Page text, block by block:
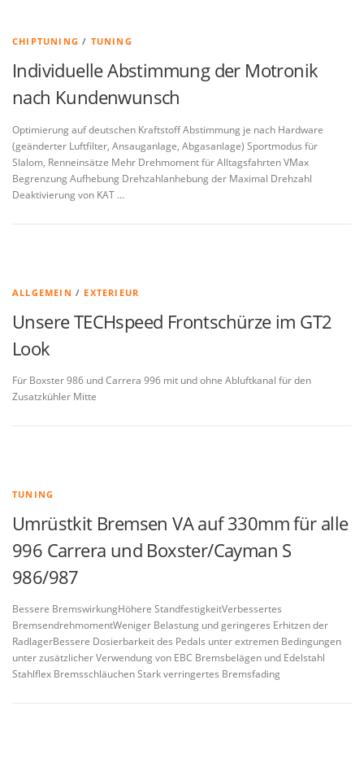
CHIPTUNING / TUNING
Individuelle Abstimmung der Motronik
nach Kundenwunsch
Optimierung auf deutschen Kraftstoff Abstimmung je nach Hardware
(geänderter Luftfilter, Ansauganlage, Abgasanlage) Sportmodus für
Slalom, Renneinsätze Mehr Drehmoment für Alltagsfahrten VMax
Begrenzung Aufhebung Drehzahlanhebung der Maximal Drehzahl
Deaktivierung von KAT …
ALLGEMEIN / EXTERIEUR
Unsere TECHspeed Frontschürze im GT2
Look
Für Boxster 986 und Carrera 996 mit und ohne Abluftkanal für den
Zusatzkühler Mitte
TUNING
Umrüstkit Bremsen VA auf 330mm für alle
996 Carrera und Boxster/Cayman S
986/987
Bessere BremswirkungHöhere StandfestigkeitVerbessertes
BremsendrehmomentWeniger Belastung und geringeres Erhitzen der
RadlagerBessere Dosierbarkeit des Pedals unter extremen Bedingungen
unter zusätzlicher Verwendung von EBC Bremsbelägen und Edelstahl
Stahlflex Bremsschläuchen Stark verringertes Bremsfading